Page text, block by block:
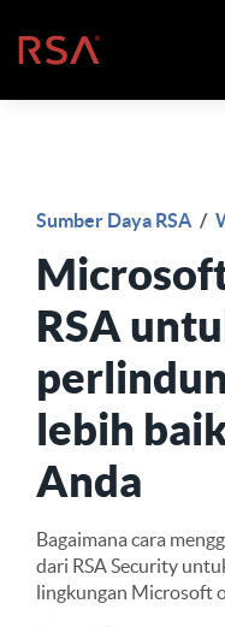
Beranda
Sumber Daya RSA /
RSA
lebih
Anda
Bagaimana cara
dari RSA Security
lingkungan Microsoft